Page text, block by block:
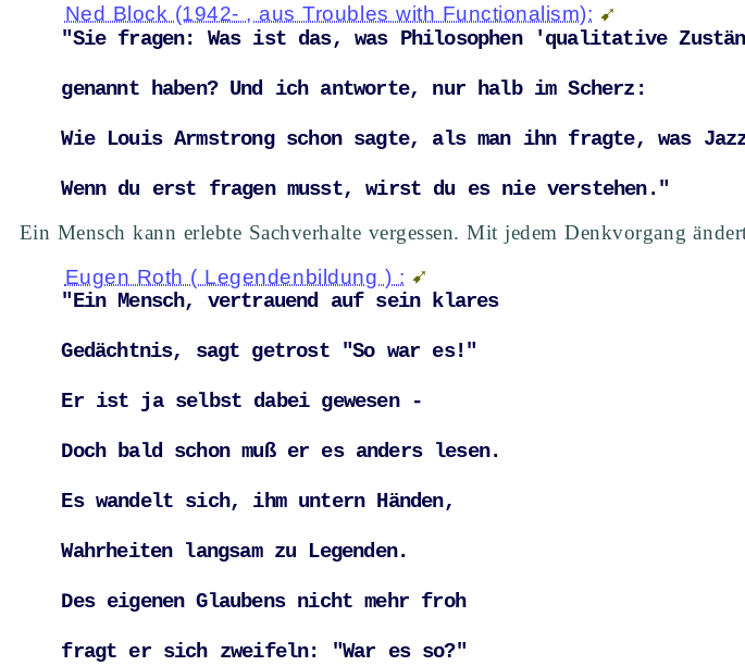
Ned Block (1942- , aus Troubles with Functionalism):
"Sie fragen: Was ist das, was Philosophen 'qualitative
genannt haben? Und ich antworte, nur halb im Scherz:
Wie Louis Armstrong schon sagte, als man ihn fragte, was
Wenn du erst fragen musst, wirst du es nie verstehen."
Ein Mensch kann erlebte Sachverhalte vergessen. Mit jedem Denkvorgang
Eugen Roth ( Legendenbildung ) :
"Ein Mensch, vertrauend auf sein klares
Gedächtnis, sagt getrost "So war es!"
Er ist ja selbst dabei gewesen -
Doch bald schon muß er es anders lesen.
Es wandelt sich, ihm untern Händen,
Wahrheiten langsam zu Legenden.
Des eigenen Glaubens nicht mehr froh
fragt er sich zweifeln: "War es so?"